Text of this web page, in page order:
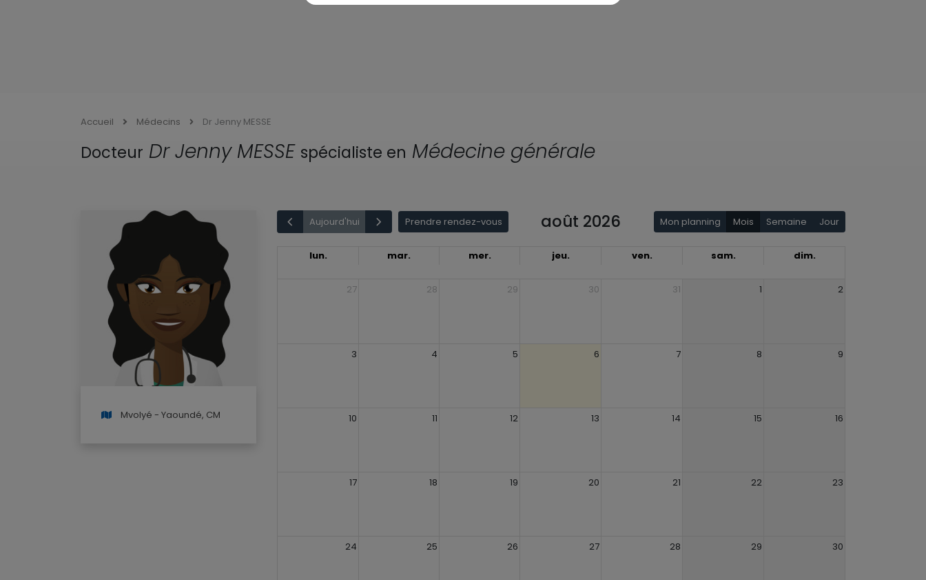
Accueil Médecins Dr Jenny MESSE
Docteur Dr Jenny MESSE spécialiste en Médecine générale
Mvolyé - Yaoundé, CM
Aujourd'hui Prendre rendez-vous août 2026 Mon planning Mois Semaine Jour
lun. mar. mer. jeu. ven. sam. dim.
27 28 29 30 31 1 2
3 4 5 6 7 8 9
10 11 12 13 14 15 16
17 18 19 20 21 22 23
24 25 26 27 28 29 30